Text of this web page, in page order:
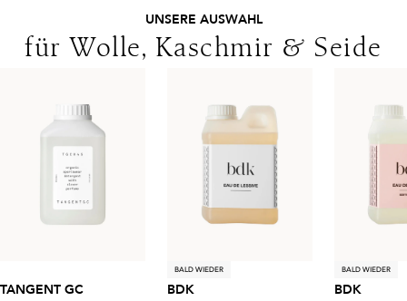
UNSERE AUSWAHL
für Wolle, Kaschmir & Seide
TANGENT GC
BALD WIEDER
BDK
BALD WIEDER
BDK